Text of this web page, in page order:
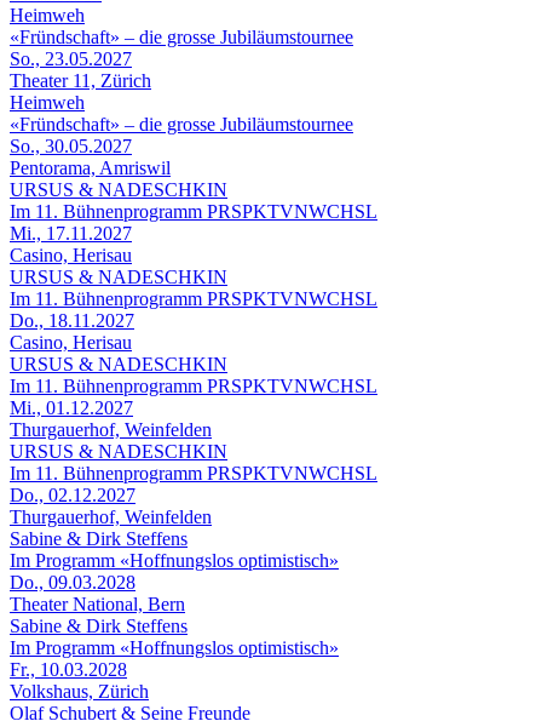
Heimweh
«Fründschaft» – die grosse Jubiläumstournee
So., 23.05.2027
Theater 11, Zürich
Heimweh
«Fründschaft» – die grosse Jubiläumstournee
So., 30.05.2027
Pentorama, Amriswil
URSUS & NADESCHKIN
Im 11. Bühnenprogramm PRSPKTVNWCHSL
Mi., 17.11.2027
Casino, Herisau
URSUS & NADESCHKIN
Im 11. Bühnenprogramm PRSPKTVNWCHSL
Do., 18.11.2027
Casino, Herisau
URSUS & NADESCHKIN
Im 11. Bühnenprogramm PRSPKTVNWCHSL
Mi., 01.12.2027
Thurgauerhof, Weinfelden
URSUS & NADESCHKIN
Im 11. Bühnenprogramm PRSPKTVNWCHSL
Do., 02.12.2027
Thurgauerhof, Weinfelden
Sabine & Dirk Steffens
Im Programm «Hoffnungslos optimistisch»
Do., 09.03.2028
Theater National, Bern
Sabine & Dirk Steffens
Im Programm «Hoffnungslos optimistisch»
Fr., 10.03.2028
Volkshaus, Zürich
Olaf Schubert & Seine Freunde